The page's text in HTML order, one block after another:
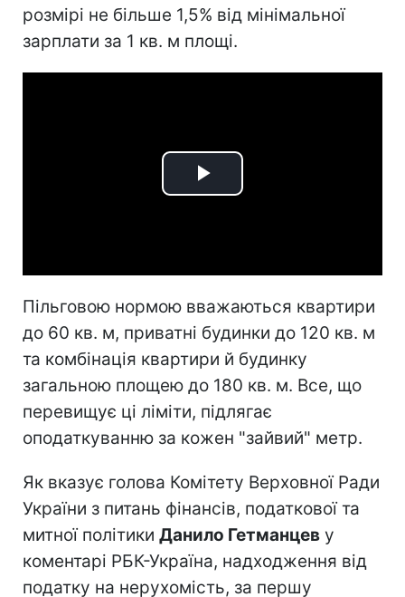
розмірі не більше 1,5% від мінімальної
зарплати за 1 кв. м площі.
Play
Пільговою нормою вважаються квартири
до 60 кв. м, приватні будинки до 120 кв. м
та комбінація квартири й будинку
загальною площею до 180 кв. м. Все, що
перевищує ці ліміти, підлягає
оподаткуванню за кожен "зайвий" метр.
Як вказує голова Комітету Верховної Ради
України з питань фінансів, податкової та
митної політики Данило Гетманцев у
коментарі РБК-Україна, надходження від
податку на нерухомість, за першу